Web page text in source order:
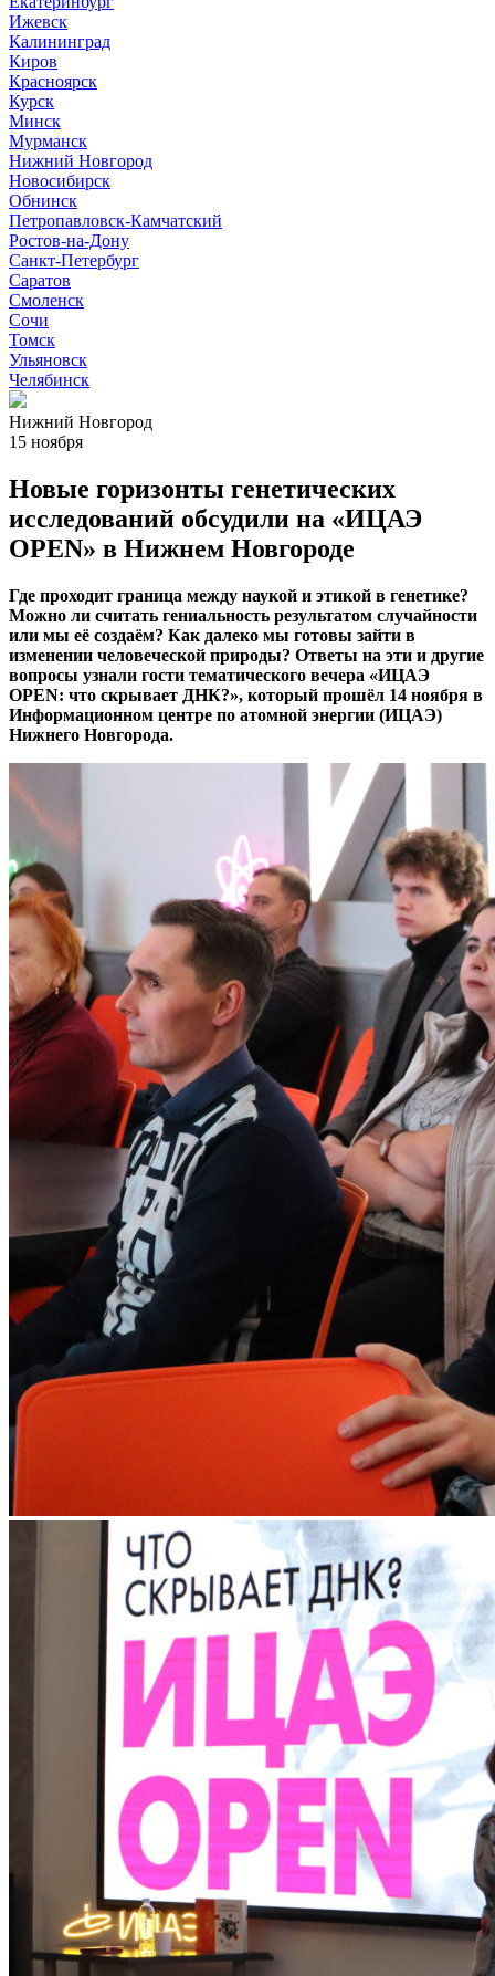
Ижевск
Калининград
Киров
Красноярск
Курск
Минск
Мурманск
Нижний Новгород
Новосибирск
Обнинск
Петропавловск-Камчатский
Ростов-на-Дону
Санкт-Петербург
Саратов
Смоленск
Сочи
Томск
Ульяновск
Челябинск
Нижний Новгород
15 ноября
Новые горизонты генетических
исследований обсудили на «ИЦАЭ
OPEN» в Нижнем Новгороде
Где проходит граница между наукой и этикой в генетике?
Можно ли считать гениальность результатом случайности
или мы её создаём? Как далеко мы готовы зайти в
изменении человеческой природы? Ответы на эти и другие
вопросы узнали гости тематического вечера «ИЦАЭ
OPEN: что скрывает ДНК?», который прошёл 14 ноября в
Информационном центре по атомной энергии (ИЦАЭ)
Нижнего Новгорода.